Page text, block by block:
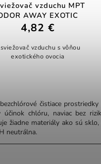
vzduchu MPT
AWAY EXOTIC
4,82 €
vzduchu s vôňou
exotického ovocia
čistiace
účinok chlóru, naviac bez
žiadne materiály ako sú
neutrálna.